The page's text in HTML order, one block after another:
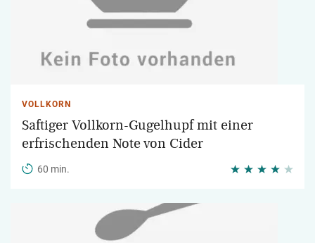
VOLLKORN
Saftiger Vollkorn-Gugelhupf mit einer
erfrischenden Note von Cider
60 min.